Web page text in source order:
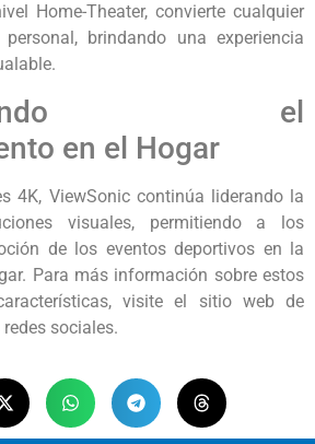
Home-Theater, convierte cualquier
brindando una experiencia
el
en el Hogar
4K, ViewSonic continúa liderando la
visuales, permitiendo a los
de los eventos deportivos en la
Para más información sobre estos
visite el sitio web de
sociales.